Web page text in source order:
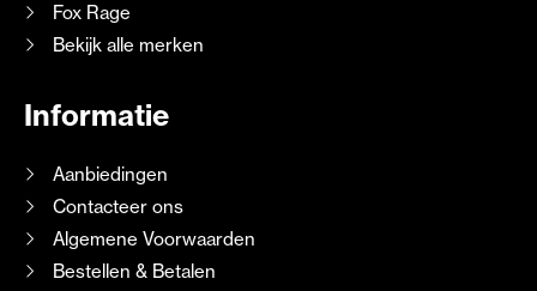
Fox Rage
Bekijk alle merken
Informatie
Aanbiedingen
Contacteer ons
Algemene Voorwaarden
Bestellen & Betalen